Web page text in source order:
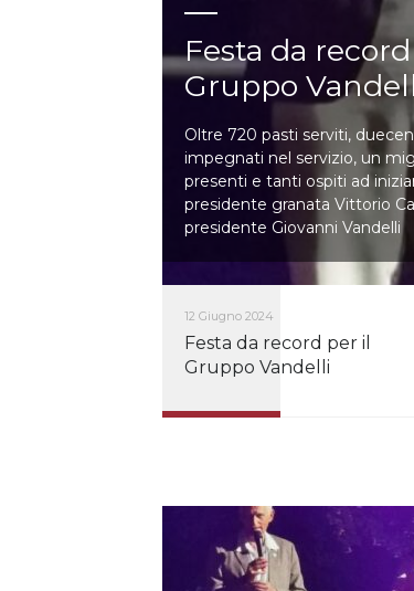
Festa da
Gruppo
Oltre 720 pasti serviti,
impegnati nel servizio, un
presenti e tanti ospiti ad
presidente granata Vittorio
presidente Giovanni Vandelli
12 Giugno 2024
Festa da record per il
Gruppo Vandelli